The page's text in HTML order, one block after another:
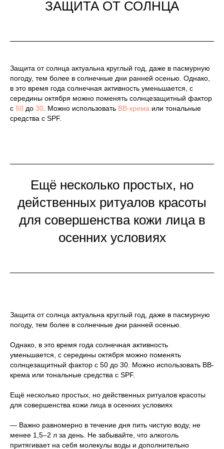
ЗАЩИТА ОТ СОЛНЦА
Защита от солнца актуальна круглый год, даже в пасмурную
погоду, тем более в солнечные дни ранней осенью. Однако,
в это время года солнечная активность уменьшается, с
середины октября можно поменять солнцезащитный фактор
с 50 до 30 . Можно использовать BB-крема или тональные
средства с SPF.
Ещё несколько простых, но
действенных ритуалов красоты
для совершенства кожи лица в
осенних условиях
Защита от солнца актуальна круглый год, даже в пасмурную
погоду, тем более в солнечные дни ранней осенью.
Однако, в это время года солнечная активность
уменьшается, с середины октября можно поменять
солнцезащитный фактор с 50 до 30. Можно использовать BB-
крема или тональные средства с SPF.
Ещё несколько простых, но действенных ритуалов красоты
для совершенства кожи лица в осенних условиях
— Важно равномерно в течение дня пить чистую воду, не
менее 1,5–2 л за день. Не забывайте, что алкоголь
притягивает на себя молекулы воды и дополнительно